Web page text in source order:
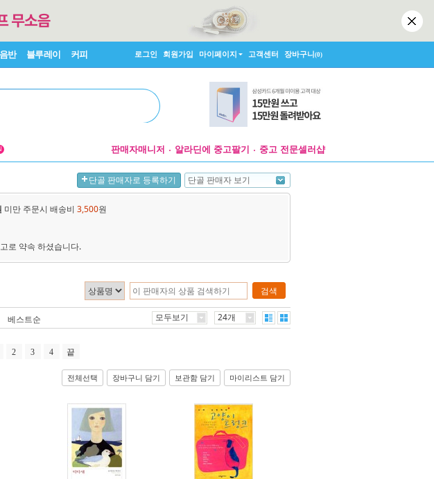
음반 블루레이 커피 로그인 회원가입 마이페이지 고객센터 장바구니(0)
판매자매니저 알라딘에 중고팔기 중고 전문셀러샵
단골 판매자로 등록하기 단골 판매자 보기
미만 주문시 배송비 3,500원
로 약속 하셨습니다.
검색
베스트순 모두보기 24개
2 3 4 끝
전체선택 장바구니 담기 보관함 담기 마이리스트 담기